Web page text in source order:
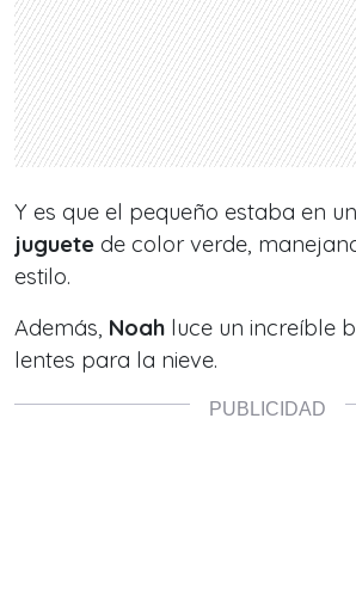
Y es que el pequeño estaba en un
juguete de color verde,
estilo.
Además, Noah luce un increíble
lentes para la nieve.